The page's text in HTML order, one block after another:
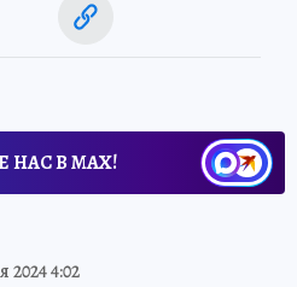
НАС В МАХ!
2024 4:02